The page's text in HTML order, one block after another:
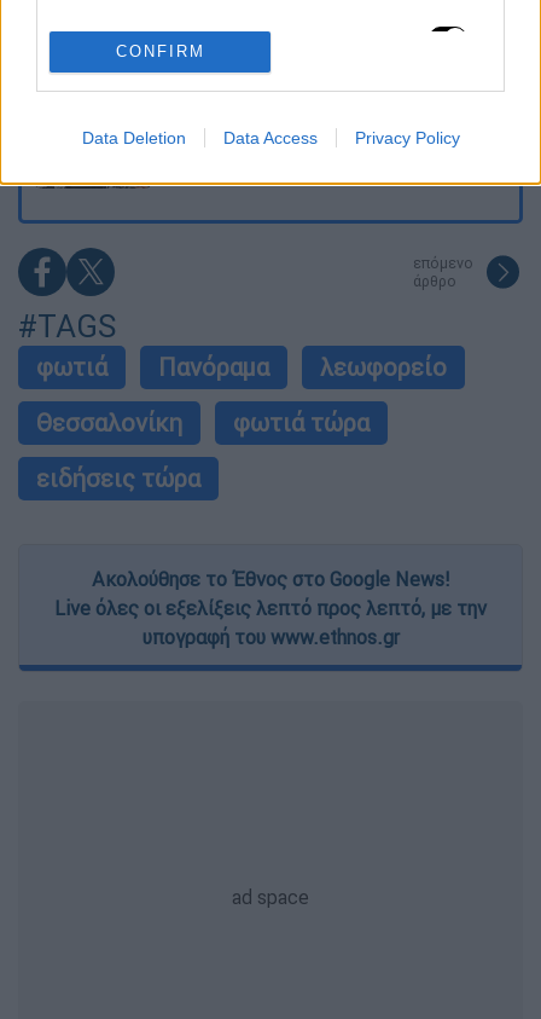
I want to allow Google to enable storage
related to security, including authentication
functionality and fraud prevention, and other
CONFIRM
Data Deletion Data Access Privacy Policy
δείξει 40αρια το θερμόμετρο - Οι περιοχές
σε red code
2027 – Το οικονομικό στοίχημα, η
επόμενο
άρθρο
#TAGS
φωτιά Πανόραμα
λεωφορείο
Θεσσαλονίκη
φωτιά τώρα
ειδήσεις τώρα
Ακολούθησε το Έθνος στο Google News!
Live όλες οι εξελίξεις λεπτό προς λεπτό, με την
υπογραφή του www.ethnos.gr